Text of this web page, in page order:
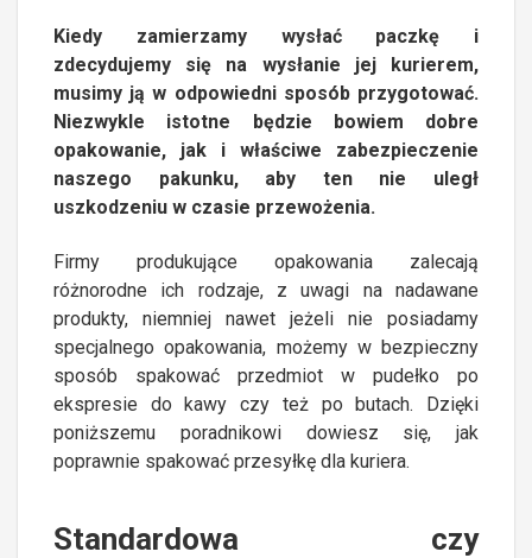
Kiedy zamierzamy wysłać paczkę i
zdecydujemy się na wysłanie jej kurierem,
musimy ją w odpowiedni sposób przygotować.
Niezwykle istotne będzie bowiem dobre
opakowanie, jak i właściwe zabezpieczenie
naszego pakunku, aby ten nie uległ
uszkodzeniu w czasie przewożenia.
Firmy produkujące opakowania zalecają
różnorodne ich rodzaje, z uwagi na nadawane
produkty, niemniej nawet jeżeli nie posiadamy
specjalnego opakowania, możemy w bezpieczny
sposób spakować przedmiot w pudełko po
ekspresie do kawy czy też po butach. Dzięki
poniższemu poradnikowi dowiesz się, jak
poprawnie spakować przesyłkę dla kuriera.
Standardowa czy